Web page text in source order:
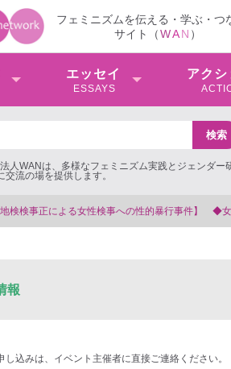
フェミニズムを伝える・学ぶ・つ
サイト（WAN ）
エッセイ
ESSAYS
アクシ
人WANは、多様なフェミニズム実践とジェンダー
流の場を提供します。
事への性的暴行事件】 ◆女性検事を支援する会事
報
込みは、イベント主催者に直接ご連絡ください。